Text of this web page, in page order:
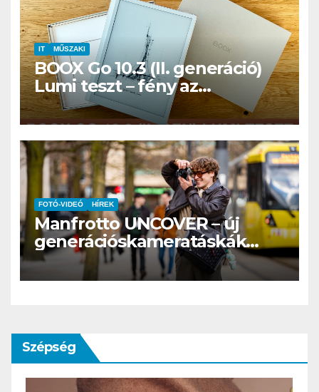
IT MŰSZAKI
BOOX Go 10.3 (II. generáció)
Lumi teszt – fény az
éjszakában, fél könyvtár a
családi csomagban
FOTÓ-VIDEÓ HÍREK
Manfrotto UNCOVER – új
generációskameratáskák
érkeznek a
hibridtartalomkészítőknek
Szépség